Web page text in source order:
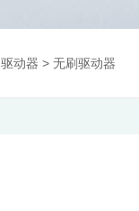
驱动器 > 无刷驱动器